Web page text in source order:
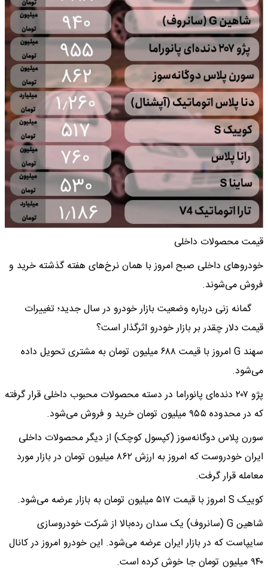
قیمت محصولات داخلی
خودروهای داخلی صبح امروز با همان نرخ‌های هفته گذشته خرید و
فروش می‌شوند.
گمانه زنی درباره وضعیت بازار خودرو در سال جدید؛ تغییرات
قیمت دلار چقدر بر بازار خودرو اثرگذار است؟
سهند G امروز با قیمت ۶۸۸ میلیون تومان به مشتری تحویل داده
می‌شود.
پژو ۲۰۷ دنده‌ای پانوراما در دسته محصولات محبوب داخلی قرار گرفته
که در محدوده ۹۵۵ میلیون تومان خرید و فروش می‌شود.
سورن پلاس دوگانه‌سوز (کپسول کوچک) از دیگر محصولات داخلی
ایران خودروست که امروز به ارزش ۸۶۲ میلیون تومان در بازار مورد
معامله قرار گرفت.
کوییک S امروز با قیمت ۵۱۷ میلیون تومان به بازار عرضه می‌شود.
شاهین G (سانروف) یک سدان رده‌بالا از شرکت خودروسازی
سایپاست که در بازار ایران عرضه می‌شود. این خودرو امروز در کانال
۹۴۰ میلیون تومان جا خوش کرده است.